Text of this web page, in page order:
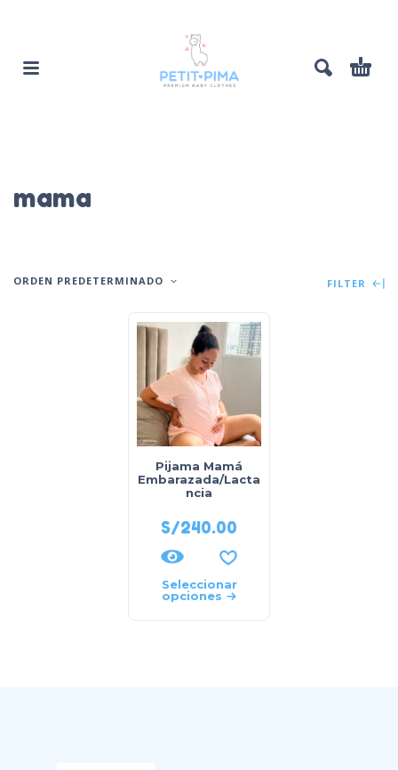
mama
ORDEN PREDETERMINADO FILTER
Pijama Mamá
Embarazada/Lacta
ncia
S/240.00
Seleccionar
opciones